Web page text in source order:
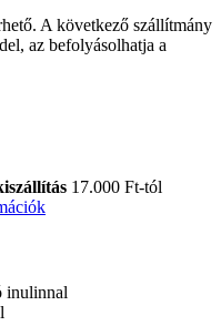
A következő szállítmány
az befolyásolhatja a
17.000 Ft-tól
inulinnal